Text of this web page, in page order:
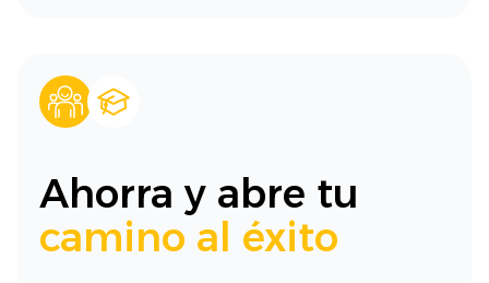
Ahorra y abre tu
camino al éxito